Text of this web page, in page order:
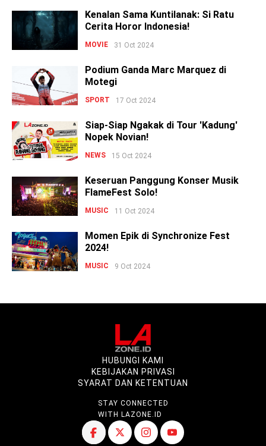
Kenalan Sama Kuntilanak: Si Ratu
Cerita Horor Indonesia!
MOVIE 31 Oct 2024
Podium Ganda Marc Marquez di
Motegi
SPORT 17 Oct 2024
Siap-Siap Ngakak di Tour 'Kadung'
Nopek Novian!
NEWS 15 Oct 2024
Keseruan Panggung Konser Musik
FlameFest Solo!
MUSIC 11 Oct 2024
Momen Epik di Synchronize Fest
2024!
MUSIC 9 Oct 2024
HUBUNGI KAMI
KEBIJAKAN PRIVASI
SYARAT DAN KETENTUAN
STAY CONNECTED
WITH LAZONE.ID